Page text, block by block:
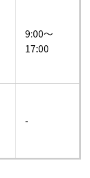
9:00～
17:00
-